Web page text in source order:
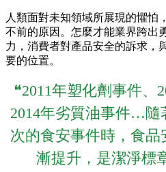
人類面對未知領域所展現的懼怕
不前的原因。怎麼才能業界跨出
力，消費者對產品安全的訴求，
要的位置。
❝2011年塑化劑事件、
2014年劣質油事件…隨
次的食安事件時，食
漸提升，是潔淨標